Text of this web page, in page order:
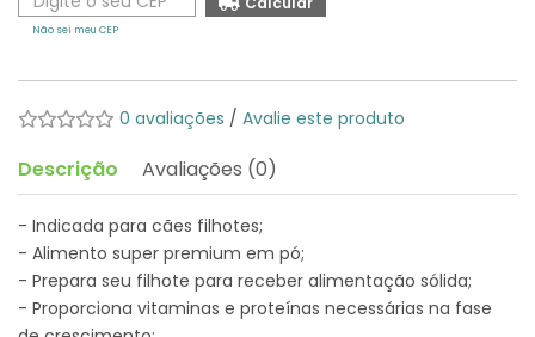
Não sei meu CEP
0 avaliações / Avalie este produto
Descrição Avaliações (0)
- Indicada para cães filhotes;
- Alimento super premium em pó;
- Prepara seu filhote para receber alimentação sólida;
- Proporciona vitaminas e proteínas necessárias na fase